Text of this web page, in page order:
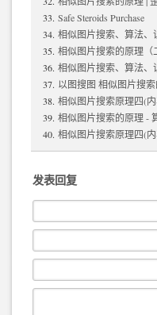
Safe Steroids Purchase
相似图片搜索、算法、
相似图片搜索的原理（
相似图片搜索、算法、
以图搜图 相似图片搜
相似图片搜索原理四(
相似图片搜索的原理 -
相似图片搜索原理四(
发表回复